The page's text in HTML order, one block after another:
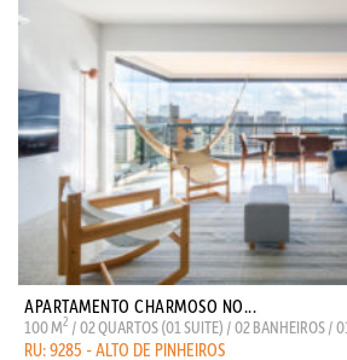
APARTAMENTO CHARMOSO NO...
100 M2 / 02 QUARTOS (01 SUITE) / 02 BANHEIROS /
RU: 9285 - ALTO DE PINHEIROS